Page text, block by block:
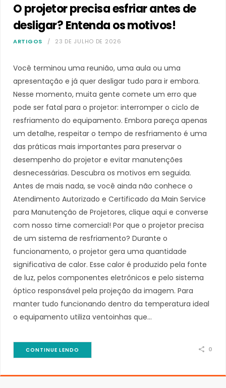
O projetor precisa esfriar antes de
desligar? Entenda os motivos!
ARTIGOS 23 DE JULHO DE 2026
Você terminou uma reunião, uma aula ou uma
apresentação e já quer desligar tudo para ir embora.
Nesse momento, muita gente comete um erro que
pode ser fatal para o projetor: interromper o ciclo de
resfriamento do equipamento. Embora pareça apenas
um detalhe, respeitar o tempo de resfriamento é uma
das práticas mais importantes para preservar o
desempenho do projetor e evitar manutenções
desnecessárias. Descubra os motivos em seguida.
Antes de mais nada, se você ainda não conhece o
Atendimento Autorizado e Certificado da Main Service
para Manutenção de Projetores, clique aqui e converse
com nosso time comercial! Por que o projetor precisa
de um sistema de resfriamento? Durante o
funcionamento, o projetor gera uma quantidade
significativa de calor. Esse calor é produzido pela fonte
de luz, pelos componentes eletrônicos e pelo sistema
óptico responsável pela projeção da imagem. Para
manter tudo funcionando dentro da temperatura ideal
o equipamento utiliza ventoinhas que…
CONTINUE LENDO 0